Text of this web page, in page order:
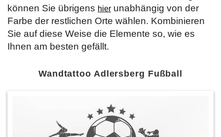
können Sie übrigens hier unabhängig von der
Farbe der restlichen Orte wählen. Kombinieren
Sie auf diese Weise die Elemente so, wie es
Ihnen am besten gefällt.
Wandtattoo Adlersberg Fußball